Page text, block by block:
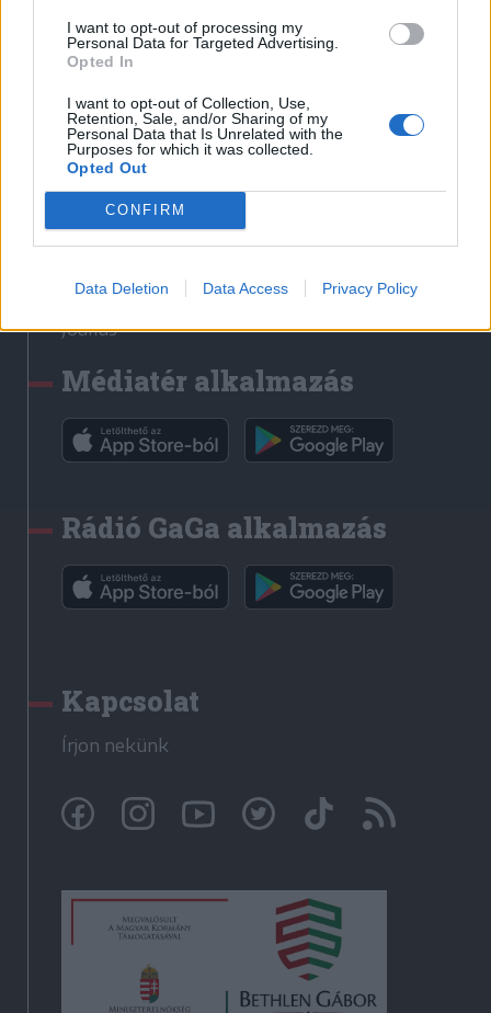
I want to opt-out of processing my
Personal Data for Targeted Advertising.
Opted In
I want to opt-out of Collection, Use,
Retention, Sale, and/or Sharing of my
Personal Data that Is Unrelated with the
Purposes for which it was collected.
Opted Out
CONFIRM
Data Deletion Data Access Privacy Policy
Médiatér
Liget
Krónika
Bihari Napló
Erdélyi Napló
Főtér
Rádió GaGa
Jóállás
Médiatér alkalmazás
Rádió GaGa alkalmazás
Kapcsolat
Írjon nekünk